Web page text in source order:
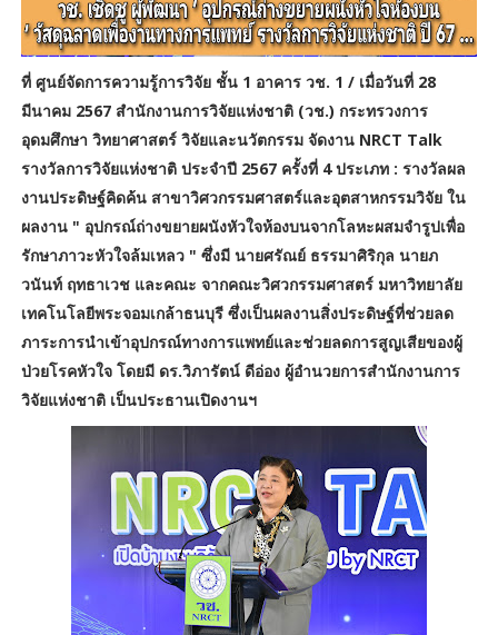
ที่ ศูนย์จัดการความรู้การวิจัย ชั้น 1 อาคาร วช. 1 / เมื่อวันที่ 28
มีนาคม 2567 สำนักงานการวิจัยแห่งชาติ (วช.) กระทรวงการ
อุดมศึกษา วิทยาศาสตร์ วิจัยและนวัตกรรม จัดงาน NRCT Talk
รางวัลการวิจัยแห่งชาติ ประจำปี 2567 ครั้งที่ 4 ประเภท : รางวัลผล
งานประดิษฐ์คิดค้น สาขาวิศวกรรมศาสตร์และอุตสาหกรรมวิจัย ใน
ผลงาน " อุปกรณ์ถ่างขยายผนังหัวใจห้องบนจากโลหะผสมจำรูปเพื่อ
รักษาภาวะหัวใจล้มเหลว " ซึ่งมี นายศรัณย์ ธรรมาศิริกุล นายภ
วนันท์ ฤทธาเวช และคณะ จากคณะวิศวกรรมศาสตร์ มหาวิทยาลัย
เทคโนโลยีพระจอมเกล้าธนบุรี ซึ่งเป็นผลงานสิ่งประดิษฐ์ที่ช่วยลด
ภาระการนำเข้าอุปกรณ์ทางการแพทย์และช่วยลดการสูญเสียของผู้
ป่วยโรคหัวใจ โดยมี ดร.วิภารัตน์ ดีอ่อง ผู้อำนวยการสำนักงานการ
วิจัยแห่งชาติ เป็นประธานเปิดงานฯ